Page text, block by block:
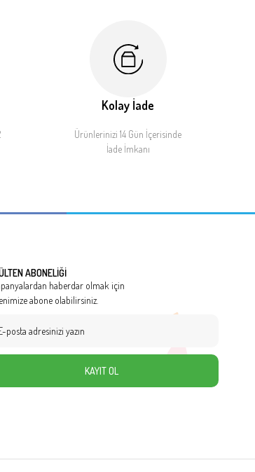
Kolay İade
Ürünlerinizi 14 Gün İçerisinde
İade İmkanı
ABONELİĞİ
haberdar olmak için
abone olabilirsiniz.
KAYIT OL